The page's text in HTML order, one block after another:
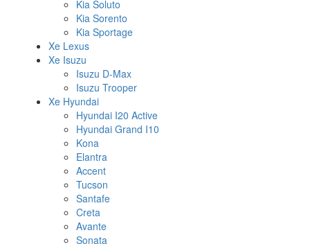
Kia Soluto
Kia Sorento
Kia Sportage
Xe Lexus
Xe Isuzu
Isuzu D-Max
Isuzu Trooper
Xe Hyundai
Hyundai I20 Active
Hyundai Grand I10
Kona
Elantra
Accent
Tucson
Santafe
Creta
Avante
Sonata